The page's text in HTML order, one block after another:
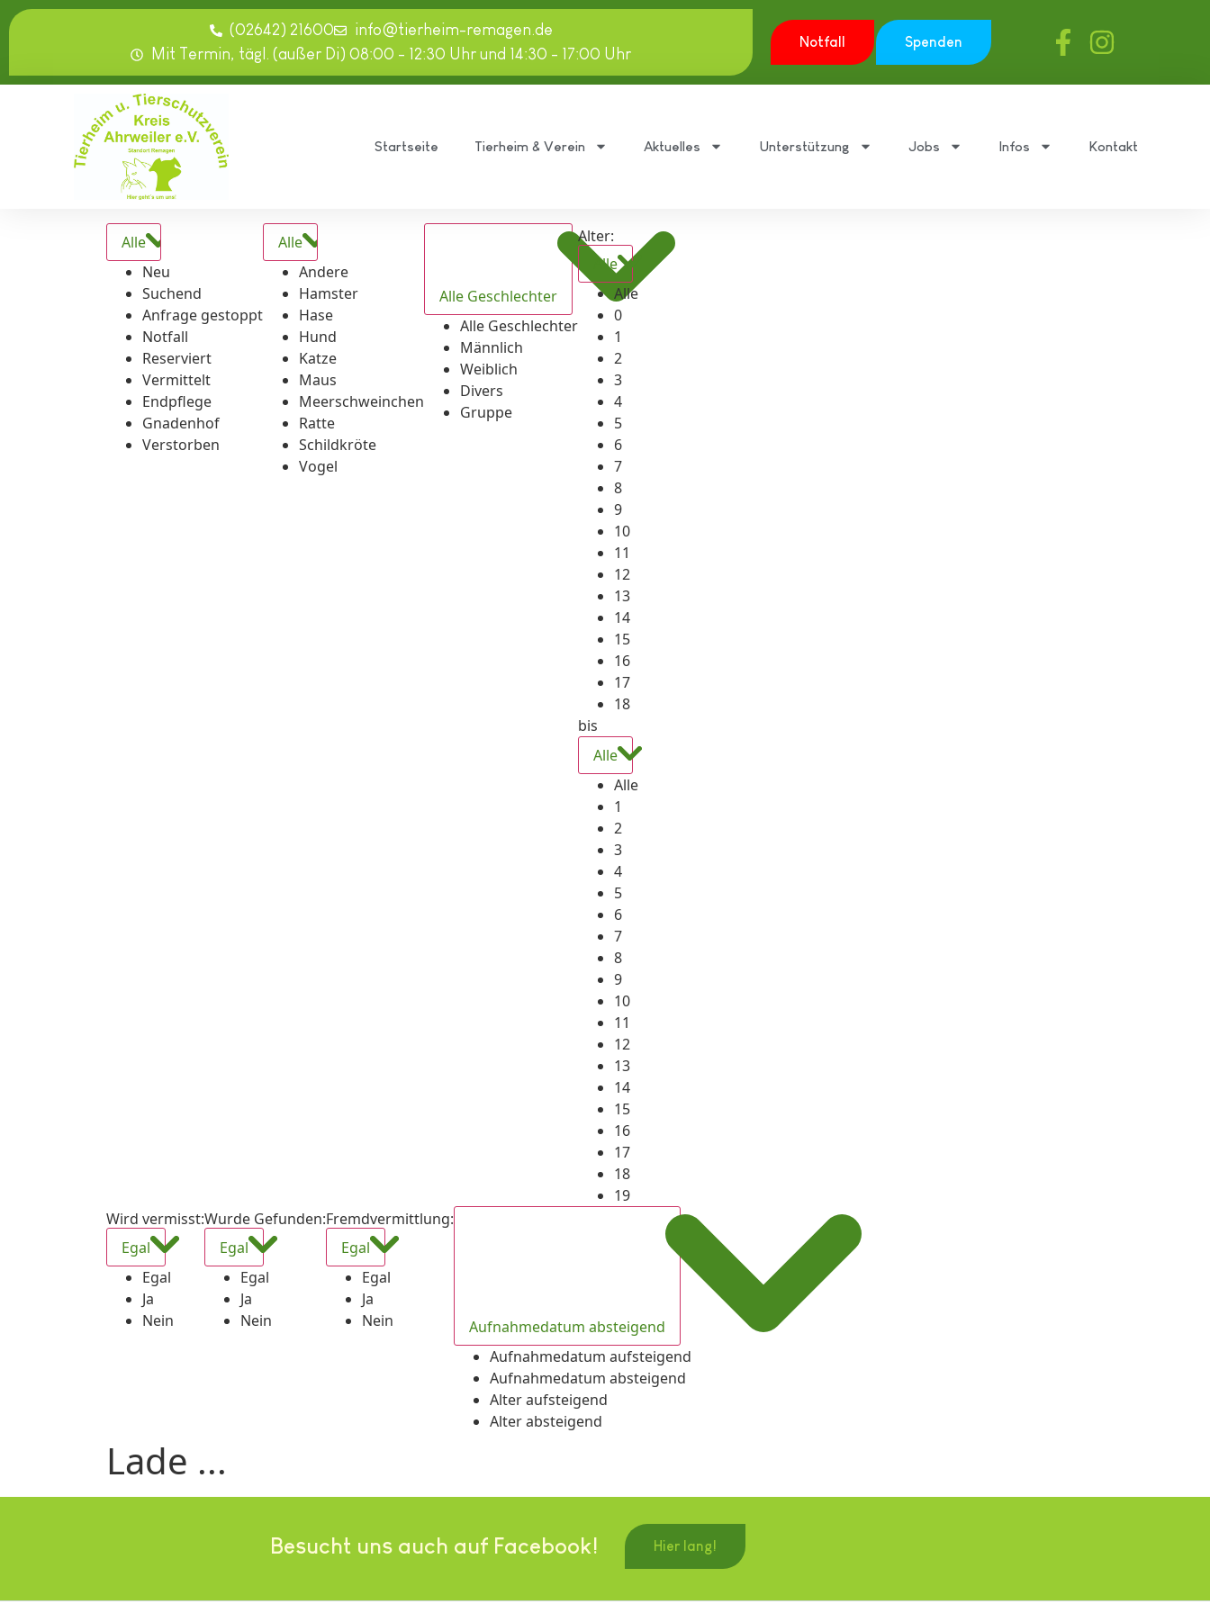
springen
(02642) 21600
info@tierheim-remagen.de
Mit Termin, tägl. (außer Di) 08:00 - 12:30 Uhr und 14:30 - 17:00 Uhr
Notfall Spenden
Startseite Tierheim & Verein Aktuelles Unterstützung Jobs Infos Kontakt
Alle
Neu
Suchend
Anfrage gestoppt
Notfall
Reserviert
Vermittelt
Endpflege
Gnadenhof
Verstorben
Alle
Andere
Hamster
Hase
Hund
Katze
Maus
Meerschweinchen
Ratte
Schildkröte
Vogel
Alle Geschlechter
Alle Geschlechter
Männlich
Weiblich
Divers
Gruppe
Alter:
Alle
Alle
0
1
2
3
4
5
6
7
8
9
10
11
12
13
14
15
16
17
18
bis
Alle
Alle
1
2
3
4
5
6
7
8
9
10
11
12
13
14
15
16
17
18
19
Wird vermisst:
Egal
Egal
Ja
Nein
Wurde Gefunden:
Egal
Egal
Ja
Nein
Fremdvermittlung:
Egal
Egal
Ja
Nein
Aufnahmedatum absteigend
Aufnahmedatum aufsteigend
Aufnahmedatum absteigend
Alter aufsteigend
Alter absteigend
Lade ...
Besucht uns auch auf Facebook! Hier lang!